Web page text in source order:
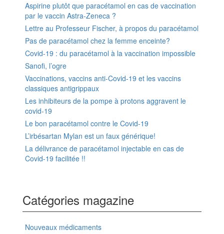
Aspirine plutôt que paracétamol en cas de vaccination
par le vaccin Astra-Zeneca ?
Lettre au Professeur Fischer, à propos du paracétamol
Pas de paracétamol chez la femme enceinte?
Covid-19 : du paracétamol à la vaccination impossible
Sanofi, l’ogre
Vaccinations, vaccins anti-Covid-19 et les vaccins
classiques antigrippaux
Les inhibiteurs de la pompe à protons aggravent le
covid-19
Le bon paracétamol contre le Covid-19
L’irbésartan Mylan est un faux générique!
La délivrance de paracétamol injectable en cas de
Covid-19 facilitée !!
Catégories magazine
Nouveaux médicaments